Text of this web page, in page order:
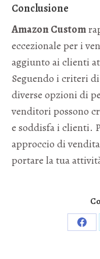
Conclusione
Amazon Custom
eccezionale per i
aggiunto ai clienti
Seguendo i criteri
diverse opzioni di
venditori possono
e soddisfa i clienti.
approccio di
portare la tua